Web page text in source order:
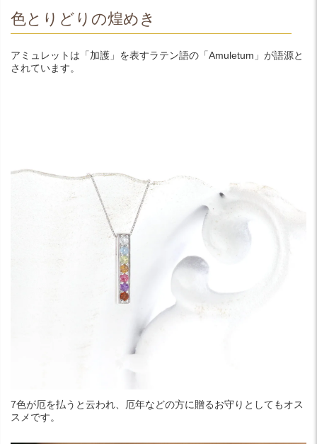
色とりどりの煌めき
アミュレットは「加護」を表すラテン語の「Amuletum」が語源と
されています。
7色が厄を払うと云われ、厄年などの方に贈るお守りとしてもオス
スメです。